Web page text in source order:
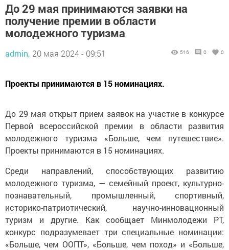
До 29 мая принимаются заявки на
получение премии в области
молодежного туризма
admin, 20 мая 2024 - 09:51 516 0 0
Проекты принимаются в 15 номинациях.
До 29 мая открыт прием заявок на участие в конкурсе
Первой всероссийской премии в области развития
молодежного туризма «Больше, чем путешествие».
Проекты принимаются в 15 номинациях.
Среди направлений, способствующих развитию
молодежного туризма, — семейный проект, культурно-
познавательный, промышленный, спортивный,
историко-патриотический, научно-инновационный
туризм и другие. Как сообщает Минмолодежи РТ,
конкурс подразумевает три специальные номинации:
«Больше, чем ООПТ», «Больше, чем поход» и «Больше,